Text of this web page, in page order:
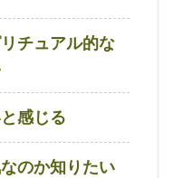
チュアル的な
感じる
のか知りたい